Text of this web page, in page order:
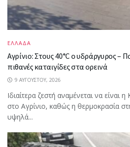
ΕΛΛΑΔΑ
Αγρίνιο: Στους 40°C ο υδράργυρος –
πιθανές καταιγίδες στα ορεινά
9 ΑΥΓΟΎΣΤΟΥ, 2026
Ιδιαίτερα ζεστή αναμένεται να είναι
στο Αγρίνιο, καθώς η θερμοκρασία
υψηλά...